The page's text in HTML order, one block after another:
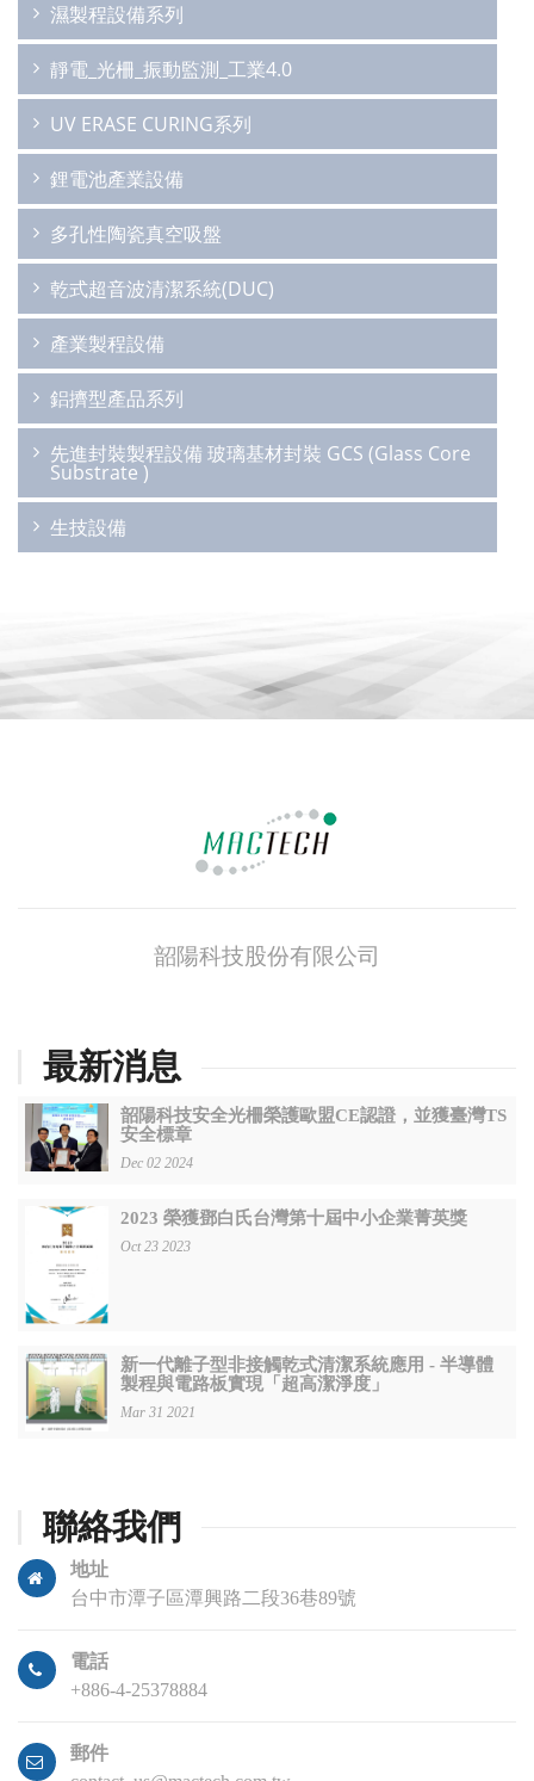
濕製程設備系列
靜電_光柵_振動監測_工業4.0
UV ERASE CURING系列
鋰電池產業設備
多孔性陶瓷真空吸盤
乾式超音波清潔系統(DUC)
產業製程設備
鋁擠型產品系列
先進封裝製程設備 玻璃基材封裝 GCS (Glass Core
Substrate )
生技設備
韶陽科技股份有限公司
最新消息
韶陽科技安全光柵榮護歐盟CE認證，並獲臺灣TS
安全標章
Dec 02 2024
2023 榮獲鄧白氏台灣第十屆中小企業菁英獎
Oct 23 2023
新一代離子型非接觸乾式清潔系統應用 - 半導體
製程與電路板實現「超高潔淨度」
Mar 31 2021
聯絡我們
地址
台中市潭子區潭興路二段36巷89號
電話
+886-4-25378884
郵件